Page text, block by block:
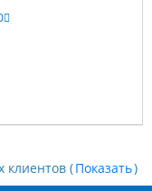
клиентов ( )